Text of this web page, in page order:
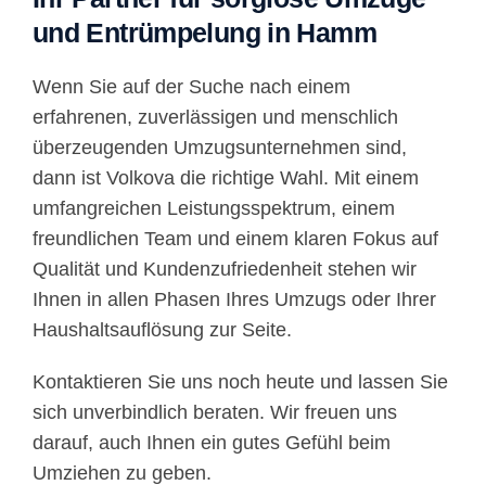
und Entrümpelung in Hamm
Wenn Sie auf der Suche nach einem
erfahrenen, zuverlässigen und menschlich
überzeugenden Umzugsunternehmen sind,
dann ist Volkova die richtige Wahl. Mit einem
umfangreichen Leistungsspektrum, einem
freundlichen Team und einem klaren Fokus auf
Qualität und Kundenzufriedenheit stehen wir
Ihnen in allen Phasen Ihres Umzugs oder Ihrer
Haushaltsauflösung zur Seite.
Kontaktieren Sie uns noch heute und lassen Sie
sich unverbindlich beraten. Wir freuen uns
darauf, auch Ihnen ein gutes Gefühl beim
Umziehen zu geben.